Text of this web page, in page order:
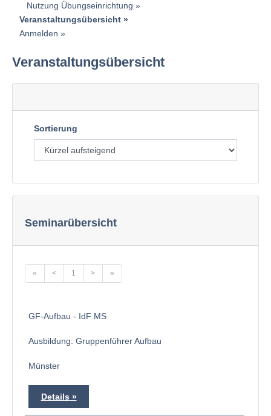
Nutzung Übungseinrichtung
Veranstaltungsübersicht
Anmelden
Veranstaltungsübersicht
Sortierung
Seminarübersicht
« < 1 > »
GF-Aufbau - IdF MS
Ausbildung: Gruppenführer Aufbau
Münster
Details